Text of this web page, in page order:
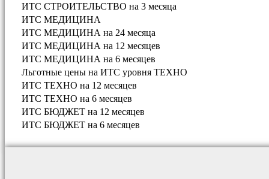
ИТС СТРОИТЕЛЬСТВО на 3 месяца
ИТС МЕДИЦИНА
ИТС МЕДИЦИНА на 24 месяца
ИТС МЕДИЦИНА на 12 месяцев
ИТС МЕДИЦИНА на 6 месяцев
Льготные цены на ИТС уровня ТЕХНО
ИТС ТЕХНО на 12 месяцев
ИТС ТЕХНО на 6 месяцев
ИТС БЮДЖЕТ на 12 месяцев
ИТС БЮДЖЕТ на 6 месяцев